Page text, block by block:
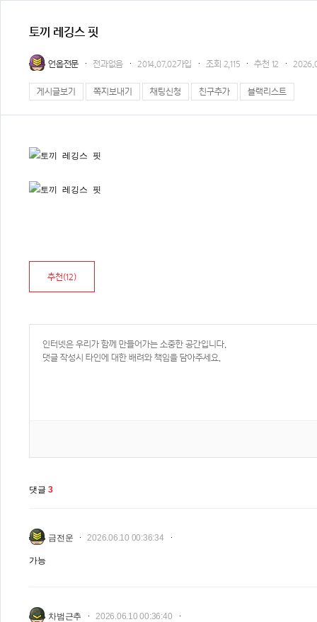
토끼 레깅스 핏
언옵전문 전과없음 2014.07.02가입 조회 2,115 추천 12
게시글보기 쪽지보내기 채팅신청 친구추가 블랙리스트
추천(12)
댓글 3
금전운 2026.06.10 00:36:34
가능
차범근추 2026.06.10 00:36:40